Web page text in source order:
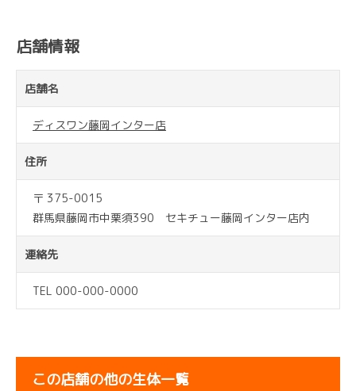
店舗情報
店舗名
ディスワン藤岡インター店
住所
〒 375-0015
群馬県藤岡市中栗須390 セキチュー藤岡インター店内
連絡先
TEL 000-000-0000
この店舗の他の生体一覧